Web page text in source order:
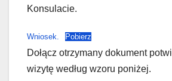
Konsulacie.
Wniosek. Pobierz
Dołącz otrzymany dokument
wizytę według wzoru poniżej.